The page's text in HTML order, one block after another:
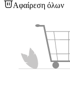
Αφαίρεση όλων